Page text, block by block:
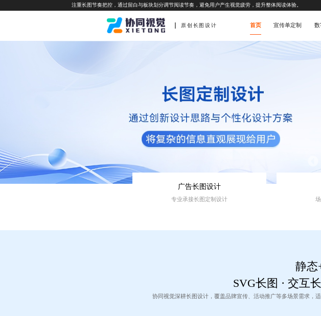
注重长图节奏把控，通过留白与板块划分调节阅读节奏，避免用户产生视觉疲劳，提升整体阅读体验。
原创长图设计 首页 宣传单定制 数
广告长图设计
专业承接长图定制设计
静态
SVG长图 · 交互
协同视觉深耕长图设计，覆盖品牌宣传、活动推广等多场景需求，